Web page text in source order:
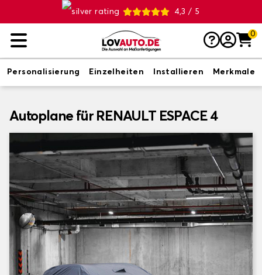
4,3 / 5
0
Personalisierung Einzelheiten Installieren Merkmale
Autoplane für RENAULT ESPACE 4